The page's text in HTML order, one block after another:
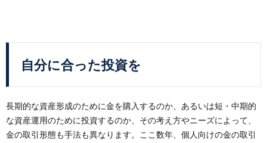
自分に合った投資を
長期的な資産形成のために金を購入するのか、あるいは短・中期的
な資産運用のために投資するのか、その考え方やニーズによって、
金の取引形態も手法も異なります。ここ数年、個人向けの金の取引